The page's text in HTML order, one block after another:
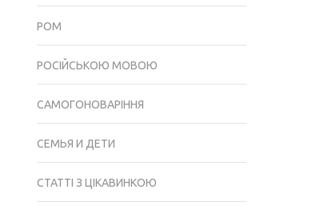
РОМ
РОСІЙСЬКОЮ МОВОЮ
САМОГОНОВАРІННЯ
СЕМЬЯ И ДЕТИ
СТАТТІ З ЦІКАВИНКОЮ